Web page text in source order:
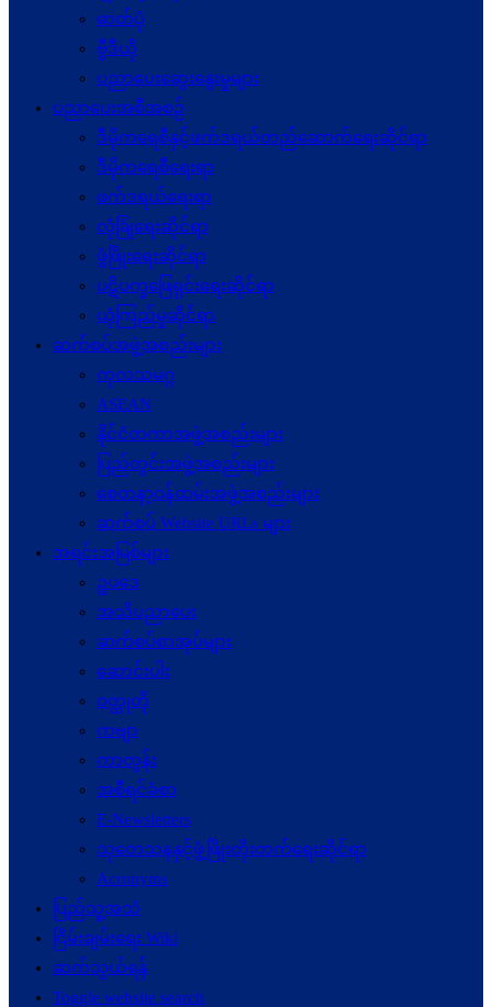
ဓာတ်ပုံ
ဗွီဒီယို
ပညာပေးဆွေးနွေးမှုများ
ပညာပေးအစီအစဉ်
ဒီမိုကရေစီနှင့်ဖက်ဒရယ်တည်ဆောက်ရေးဆိုင်ရာ
ဒီမိုကရေစီရေးရာ
ဖက်ဒရယ်ရေးရာ
လုံခြုံရေးဆိုင်ရာ
ဖွံဖြိုးရေးဆိုင်ရာ
ပဋိပက္ခ‌ဖြေရှင်းရေးဆိုင်ရာ
ယုံကြည်မှုဆိုင်ရာ
ဆက်စပ်အဖွဲ့အစည်းများ
ကုလသမဂ္ဂ
ASEAN
နိုင်ငံတကာအဖွဲ့အစည်းများ
ပြည်တွင်းအဖွဲ့အစည်းများ
စေတနာ့ဝန်ထမ်းအဖွဲ့အစည်းများ
ဆက်စပ် Website URLs များ
အရင်းအမြစ်များ
ဥပဒေ
အသိပညာပေး
ဆက်စပ်စာအုပ်များ
ဆောင်းပါး
ဝတ္ထုတို
ကဗျာ
ကာတွန်း
အစီရင်ခံစာ
E-Newsletters
သုတေသနနှင့်ဖွံ့ဖြိုးတိုးတက်ရေးဆိုင်ရာ
Acronyms
ပြည်သူ့အသံ
ငြိမ်းချမ်းရေး Wiki
ဆက်သွယ်ရန်
Toggle website search